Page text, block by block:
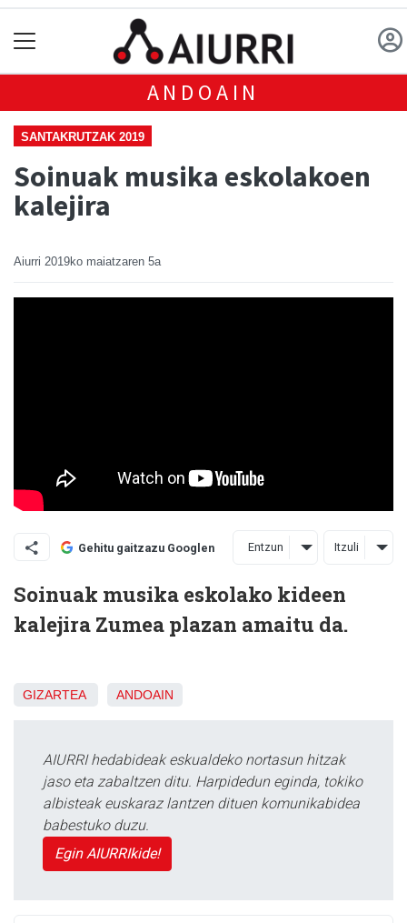
ANDOAIN
SANTAKRUTZAK 2019
Soinuak musika eskolakoen
kalejira
Aiurri 2019ko maiatzaren 5a
Gehitu gaitzazu Googlen Entzun Itzuli
Soinuak musika eskolako kideen
kalejira Zumea plazan amaitu da.
GIZARTEA ANDOAIN
AIURRI hedabideak eskualdeko nortasun hitzak
jaso eta zabaltzen ditu. Harpidedun eginda, tokiko
albisteak euskaraz lantzen dituen komunikabidea
babestuko duzu.
Egin AIURRIkide!